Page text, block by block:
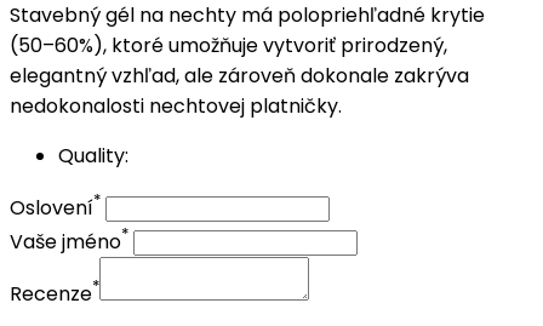
Stavebný gél na nechty má polopriehľadné krytie
(50–60%), ktoré umožňuje vytvoriť prirodzený,
elegantný vzhľad, ale zároveň dokonale zakrýva
nedokonalosti nechtovej platničky.
Quality:
Oslovení*
Vaše jméno*
Recenze*